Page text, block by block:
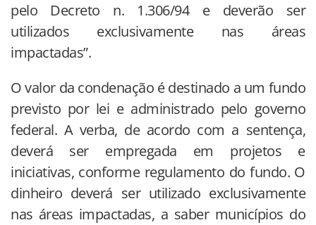
pelo Decreto n. 1.306/94 e deverão ser
utilizados exclusivamente nas áreas
impactadas”.
O valor da condenação é destinado a um fundo
previsto por lei e administrado pelo governo
federal. A verba, de acordo com a sentença,
deverá ser empregada em projetos e
iniciativas, conforme regulamento do fundo. O
dinheiro deverá ser utilizado exclusivamente
nas áreas impactadas, a saber municípios do